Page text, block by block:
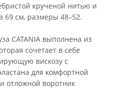
крученой нитью и
69 см, размеры 48–52.
CATANIA выполнена из
сочетает в себе
вискозу с
для комфортной
отложной воротник